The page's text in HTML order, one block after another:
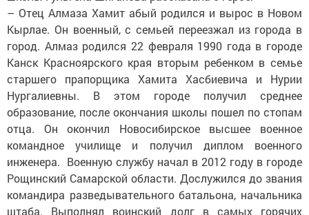
– Отец Алмаза Хамит абый родился и вырос в Новом
Кырлае. Он военный, с семьей переезжал из города в
город. Алмаз родился 22 февраля 1990 года в городе
Канск Красноярского края вторым ребенком в семье
старшего прапорщика Хамита Хасбиевича и Нурии
Нургалиевны. В этом городе получил среднее
образование, после окончания школы пошел по стопам
отца. Он окончил Новосибирское высшее военное
командное училище и получил диплом военного
инженера. Военную службу начал в 2012 году в городе
Рощинский Самарской области. Дослужился до звания
командира разведывательного батальона, начальника
штаба. Выполнял воинский долг в самых горячих